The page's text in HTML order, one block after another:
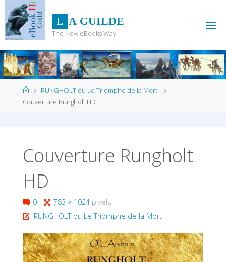
content
L A GUILDE
The New eBooks Way
HomeRUNGHOLT ou Le Triomphe de la Mort
Couverture Rungholt HD
Couverture Rungholt
HD
0
Full
size
783 × 1024 pixels
RUNGHOLT ou Le Triomphe de la Mort